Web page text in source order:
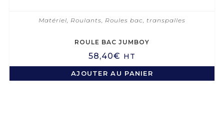
Matériel Roulants Roules bac, transpalles
ROULE BAC JUMBOY
58,40€ HT
AJOUTER AU PANIER